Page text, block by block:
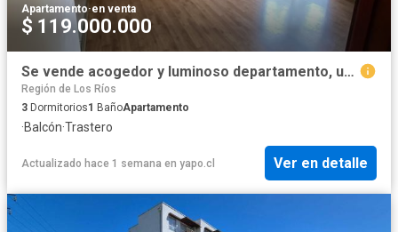
Apartamento·en venta
$ 119.000.000
Se vende acogedor y luminoso departamento, ubicado en calle General Lagos. 3 Dormitorios por 119000. 00 en Valdivia
Región de Los Ríos
3 Dormitorios1 BañoApartamento
·Balcón·Trastero
Actualizado hace 1 semana en yapo.cl Ver en detalle